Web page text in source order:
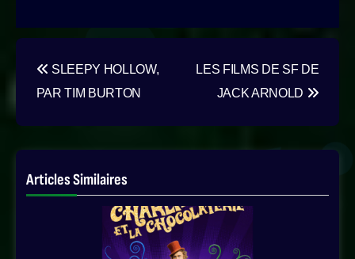
de
l’article
SLEEPY HOLLOW,
PAR TIM BURTON
LES FILMS DE SF DE
JACK ARNOLD
Articles Similaires